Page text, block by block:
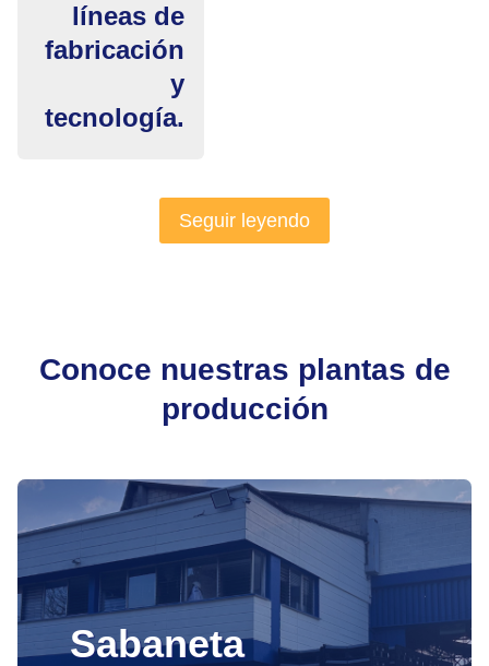
líneas de
fabricación
y
tecnología.
Seguir leyendo
Conoce nuestras plantas de
producción
Sabaneta